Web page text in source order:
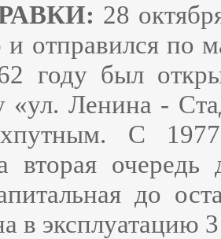
28
отправился по
году был
«ул. Ленина -
С
вторая
до
в эксплуатацию